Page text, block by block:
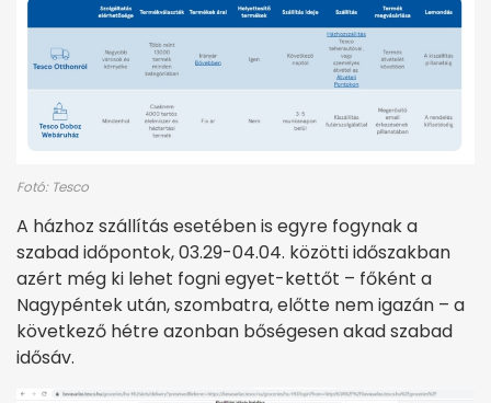
Fotó: Tesco
A házhoz szállítás esetében is egyre fogynak a
szabad időpontok, 03.29-04.04. közötti időszakban
azért még ki lehet fogni egyet-kettőt – főként a
Nagypéntek után, szombatra, előtte nem igazán – a
következő hétre azonban bőségesen akad szabad
idősáv.